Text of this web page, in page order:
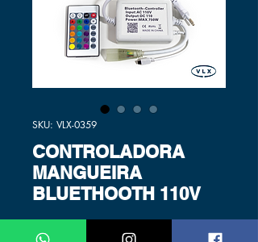
SKU: VLX-0359
CONTROLADORA
MANGUEIRA
BLUETHOOTH 110V
R$ 27,81 Preço